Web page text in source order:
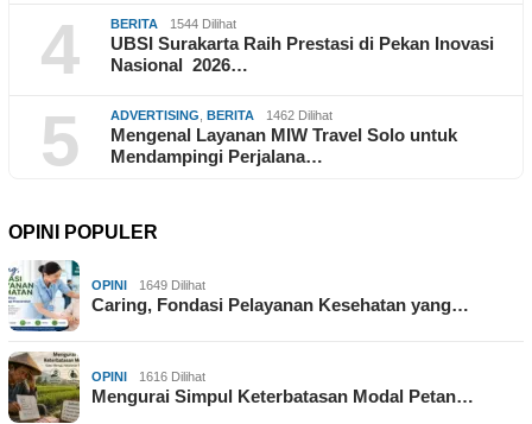
4 BERITA 1544 Dilihat
UBSI Surakarta Raih Prestasi di Pekan Inovasi
Nasional 2026…
5 ADVERTISING BERITA 1462 Dilihat
Mengenal Layanan MIW Travel Solo untuk
Mendampingi Perjalana…
OPINI POPULER
OPINI 1649 Dilihat
Caring, Fondasi Pelayanan Kesehatan yang…
OPINI 1616 Dilihat
Mengurai Simpul Keterbatasan Modal Petan…